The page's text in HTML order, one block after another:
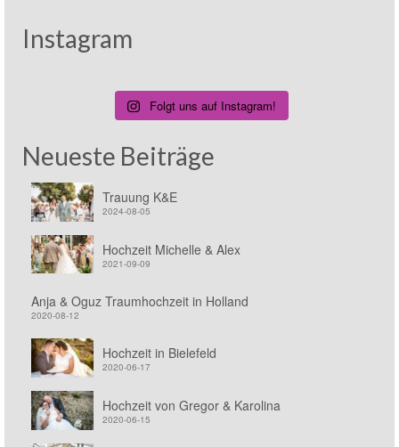
Instagram
Folgt uns auf Instagram!
Neueste Beiträge
Trauung K&E
2024-08-05
Hochzeit Michelle & Alex
2021-09-09
Anja & Oguz Traumhochzeit in Holland
2020-08-12
Hochzeit in Bielefeld
2020-06-17
Hochzeit von Gregor & Karolina
2020-06-15